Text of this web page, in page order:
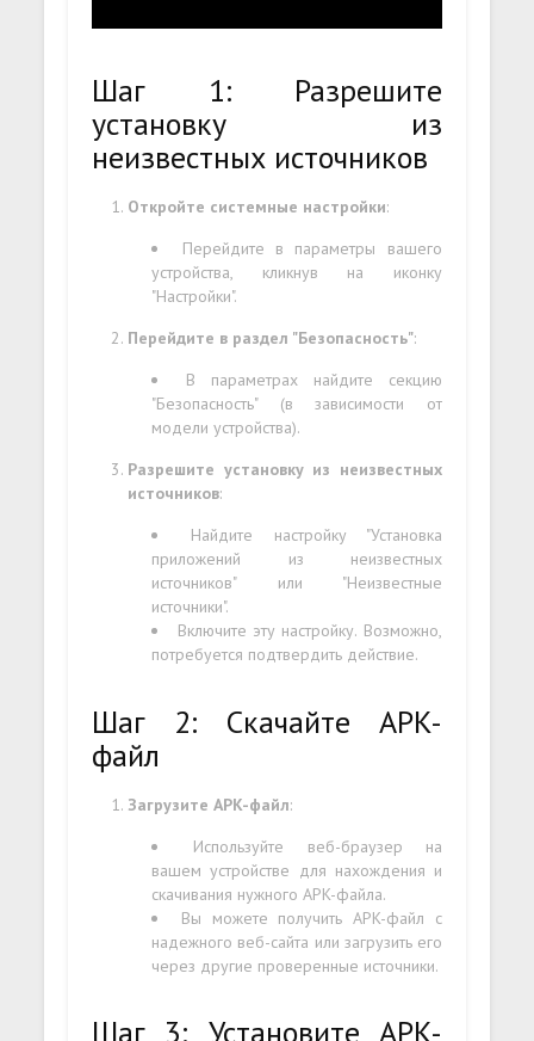
Шаг 1: Разрешите
установку из
неизвестных источников
Откройте системные настройки:
Перейдите в параметры вашего
устройства, кликнув на иконку
"Настройки".
Перейдите в раздел "Безопасность":
В параметрах найдите секцию
"Безопасность" (в зависимости от
модели устройства).
Разрешите установку из неизвестных
источников:
Найдите настройку "Установка
приложений из неизвестных
источников" или "Неизвестные
источники".
Включите эту настройку. Возможно,
потребуется подтвердить действие.
Шаг 2: Скачайте APK-
файл
Загрузите APK-файл:
Используйте веб-браузер на
вашем устройстве для нахождения и
скачивания нужного APK-файла.
Вы можете получить APK-файл с
надежного веб-сайта или загрузить его
через другие проверенные источники.
Шаг 3: Установите APK-